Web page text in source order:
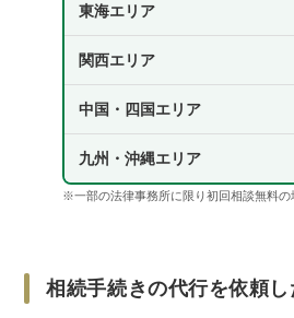
東海エリア
関西エリア
中国・四国エリア
九州・沖縄エリア
※一部の法律事務所に限り初回相談無料の
相続手続きの代行を依頼